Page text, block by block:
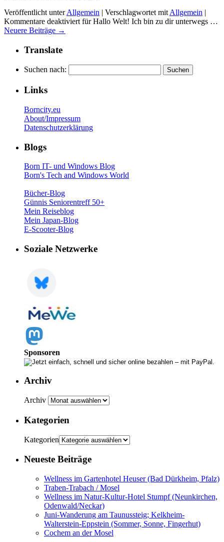
Veröffentlicht unter Allgemein | Verschlagwortet mit Allgemein |
Kommentare deaktiviert für Hallo Welt! Ich bin zu dir unterwegs …
Neuere Beiträge →
Translate
Suchen nach:
Links
Borncity.eu
About/Impressum
Datenschutzerklärung
Blogs
Born IT- und Windows Blog
Born's Tech and Windows World
Bücher-Blog
Günnis Seniorentreff 50+
Mein Reiseblog
Mein Japan-Blog
E-Scooter-Blog
Soziale Netzwerke
Sponsoren
Archiv
Archiv
Kategorien
Kategorien
Neueste Beiträge
Wellness im Gartenhotel Heuser (Bad Dürkheim, Pfalz)
Traben-Trabach / Mosel
Wellness im Natur-Kultur-Hotel Stumpf (Neunkirchen,
Odenwald/Neckar)
Juni-Wanderung am Taunussteig; Kelkheim-
Walterstein-Eppstein (Sommer, Sonne, Fingerhut)
Cochem an der Mosel